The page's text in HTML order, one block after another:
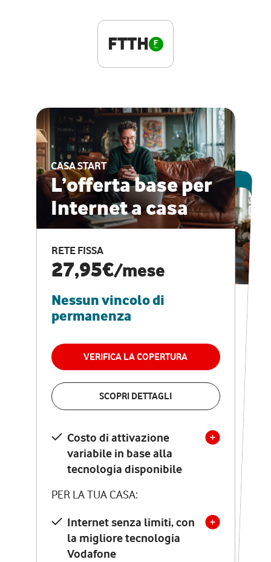
FTTH
CASA START
L’offerta base per
Internet a casa
RETE FISSA
27,95€/mese
Nessun vincolo di
permanenza
VERIFICA LA COPERTURA
SCOPRI DETTAGLI
Costo di attivazione
variabile in base alla
tecnologia disponibile
PER LA TUA CASA:
Internet senza limiti, con
la migliore tecnologia
Vodafone
ESCLUSIVA ONLINE
CASA PRO
Internet veloce e
vantaggi speciali
RETE FISSA + VODAFONE CLUB
29,95€
permanenza
VERIFICA LA COPERTURA
Costo di attivazione
variabile in base alla
tecnologia disponibile
PER LA TUA CASA:
Internet senza limiti, con
la migliore tecnologia
Vodafone